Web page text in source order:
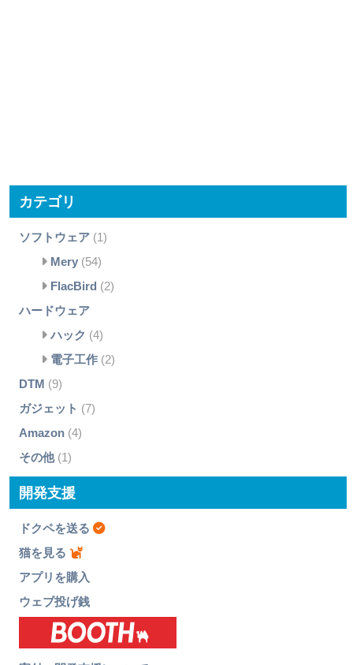
カテゴリ
ソフトウェア(1)
Mery(54)
FlacBird (2)
ハードウェア
ハック (4)
電子工作(2)
DTM (9)
ガジェット (7)
Amazon(4)
その他(1)
開発支援
ドクペを送る
猫を見る
アプリを購入
ウェブ投げ銭